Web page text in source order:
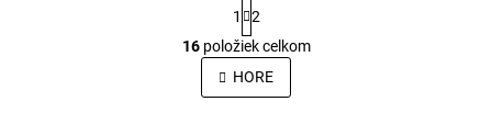
O
v
l
á
t
r
á
n
k
1
2
16položiek celkom
HORE